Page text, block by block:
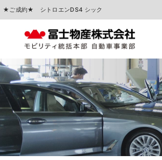
★ご成約★ シトロエンDS4 シック